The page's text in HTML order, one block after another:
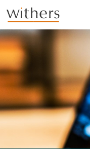
Skip to main content